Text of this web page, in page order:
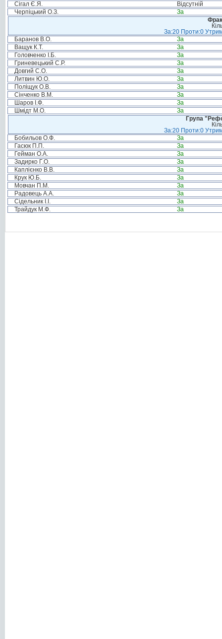
Сігал Є.Я.
Відсутній
Черпіцький О.З.
За
За:20 Проти:0
Баранов В.О.
За
Ващук К.Т.
За
Головченко І.Б.
За
Гриневецький С.Р.
За
Довгий С.О.
За
Литвин Ю.О.
За
Поліщук О.В.
За
Сінченко В.М.
За
Шаров І.Ф.
За
Шмідт М.О.
За
Група
За:20 Проти:0
Бобильов О.Ф.
За
Гасюк П.П.
За
Гейман О.А.
За
Задирко Г.О.
За
Каплієнко В.В.
За
Крук Ю.Б.
За
Мовчан П.М.
За
Радовець А.А.
За
Сідельник І.І.
За
Трайдук М.Ф.
За